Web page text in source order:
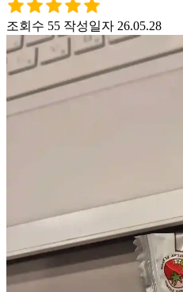
조회수 55 작성일자 26.05.28